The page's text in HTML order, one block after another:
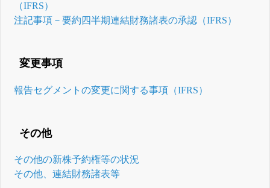
（IFRS）
注記事項－要約四半期連結財務諸表の承認（IFRS）
変更事項
報告セグメントの変更に関する事項（IFRS）
その他
その他の新株予約権等の状況
その他、連結財務諸表等